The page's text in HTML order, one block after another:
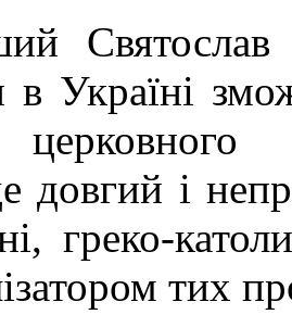
в Україні
довгий і
греко-
тих